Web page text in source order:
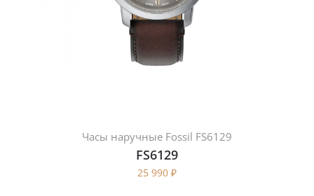
Часы наручные Fossil FS6129
FS6129
25 990 ₽